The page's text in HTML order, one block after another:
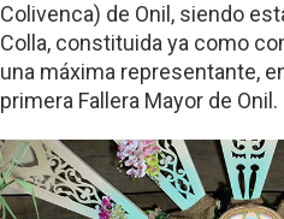
Colivenca) de Onil, siendo
Colla, constituida ya como
una máxima representante,
primera Fallera Mayor de Onil.